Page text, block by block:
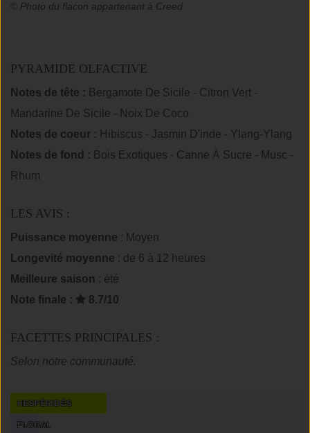
© Photo du flacon appartenant à Creed
PYRAMIDE OLFACTIVE
Notes de tête : Bergamote De Sicile - Citron Vert -
Mandarine De Sicile - Noix De Coco
Notes de coeur : Hibiscus - Jasmin D'inde - Ylang-Ylang
Notes de fond : Bois Exotiques - Canne À Sucre - Musc -
Rhum
LES AVIS :
Puissance moyenne : Moyen
Longevité moyenne : de 6 à 12 heures
Meilleure saison : été
Note finale :
8.7/10
FACETTES PRINCIPALES :
Selon notre communauté.
HESPÉRIDÉS
FLORAL